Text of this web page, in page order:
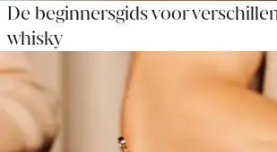
De beginnersgids voor
whisky